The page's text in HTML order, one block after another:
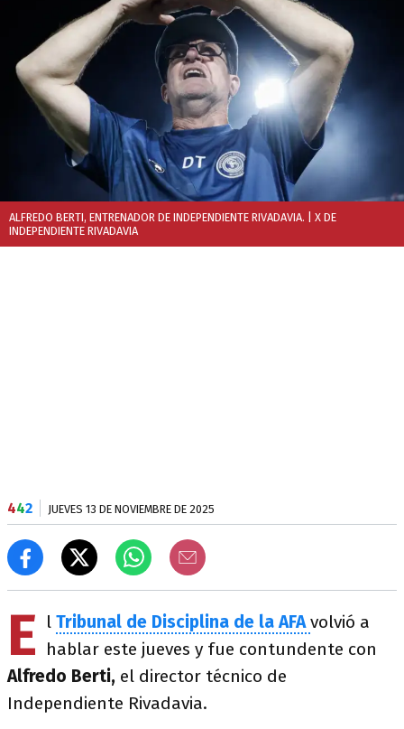
ALFREDO BERTI, ENTRENADOR DE INDEPENDIENTE RIVADAVIA. | X DE
INDEPENDIENTE RIVADAVIA
442 JUEVES 13 DE NOVIEMBRE DE 2025
E l Tribunal de Disciplina de la AFAvolvió a
hablar este jueves y fue contundente con
Alfredo Berti, el director técnico de
Independiente Rivadavia.